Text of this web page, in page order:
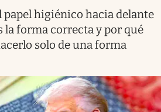
papel higiénico hacia delante
la forma correcta y por qué
solo de una forma